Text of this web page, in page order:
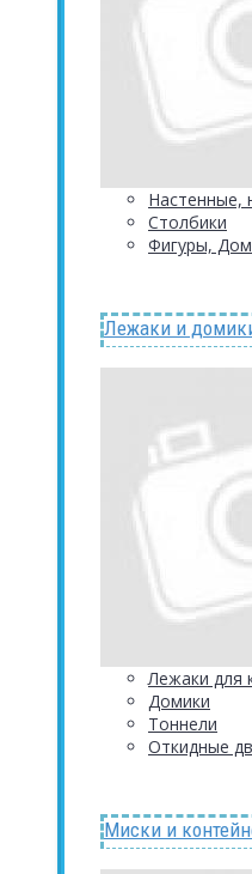
Настенные,
Столбики
Фигуры,
Лежаки и
Лежаки для
Домики
Тоннели
Откидные
Миски и